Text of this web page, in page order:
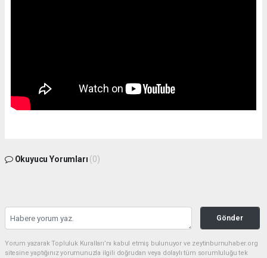
Okuyucu Yorumları (0)
Gönder
Yorum yazarak Topluluk Kuralları’nı kabul etmiş bulunuyor ve zeytinburnuhaber.org
sitesine yaptığınız yorumunuzla ilgili doğrudan veya dolaylı tüm sorumluluğu tek